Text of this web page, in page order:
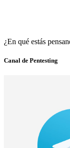
¿En qué estás
Canal de Pentesting